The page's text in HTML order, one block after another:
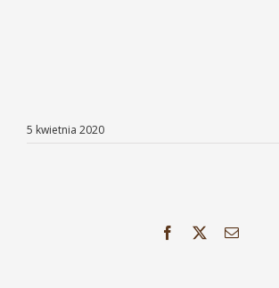
5 kwietnia 2020
Facebook Email